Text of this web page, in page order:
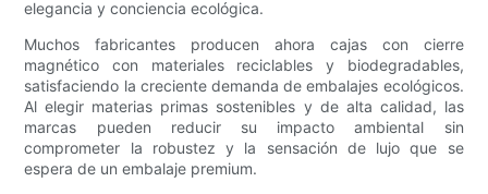
elegancia y conciencia ecológica.
Muchos fabricantes producen ahora cajas con cierre
magnético con materiales reciclables y biodegradables,
satisfaciendo la creciente demanda de embalajes ecológicos.
Al elegir materias primas sostenibles y de alta calidad, las
marcas pueden reducir su impacto ambiental sin
comprometer la robustez y la sensación de lujo que se
espera de un embalaje premium.